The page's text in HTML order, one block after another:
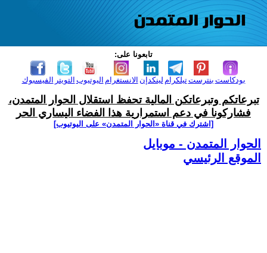
تابعونا على:
الفيسبوك التويتر اليوتيوب الانستغرام لينكدإن تيلكرامبنترست بودكاست
تبرعاتكم وتبرعاتكن المالية تحفظ استقلال الحوار المتمدن،
فشاركونا في دعم استمرارية هذا الفضاء اليساري الحر
[اشترك في قناة ‫«الحوار المتمدن» على اليوتيوب]
الحوار المتمدن - موبايل
الموقع الرئيسي